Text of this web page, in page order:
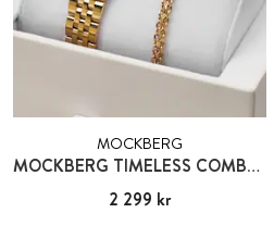
MOCKBERG
MOCKBERG TIMELESS COMBO GOLD
Pris :2 299 kr
2 299 kr